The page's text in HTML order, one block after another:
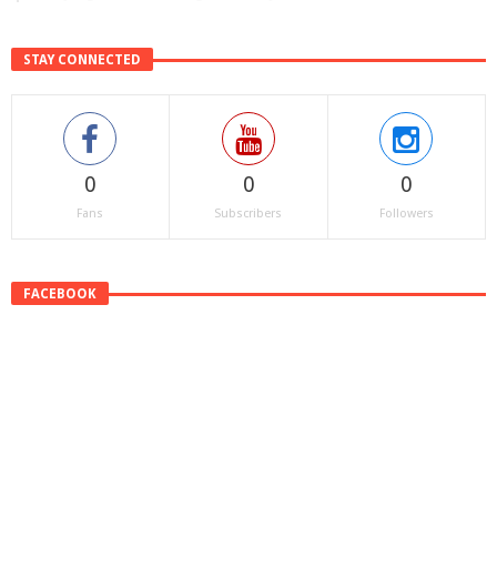
STAY CONNECTED
0
Fans
0
Subscribers
0
Followers
FACEBOOK